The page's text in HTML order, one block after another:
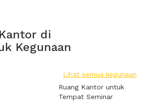
di
Kegunaan
Lihat semua kegunaan
Ruang Kantor untuk
Tempat Seminar